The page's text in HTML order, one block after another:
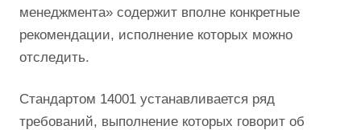
менеджмента» содержит вполне конкретные
рекомендации, исполнение которых можно
отследить.
Стандартом 14001 устанавливается ряд
требований, выполнение которых говорит об